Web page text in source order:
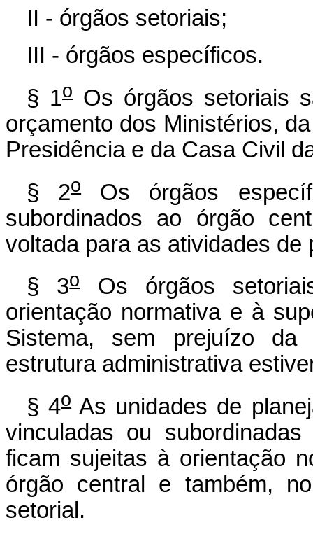
II - órgãos setoriais;
III - órgãos específicos.
§ 1o Os órgãos setoriais
orçamento dos Ministérios,
Presidência e da Casa Civil
§ 2oOs órgãos
subordinados ao órgão
voltada para as atividades de
§ 3oOs órgãos
orientação normativa e à
Sistema, sem prejuízo
estrutura administrativa
§ 4oAs unidades de
vinculadas ou
ficam sujeitas à orientação
órgão central e também,
setorial.